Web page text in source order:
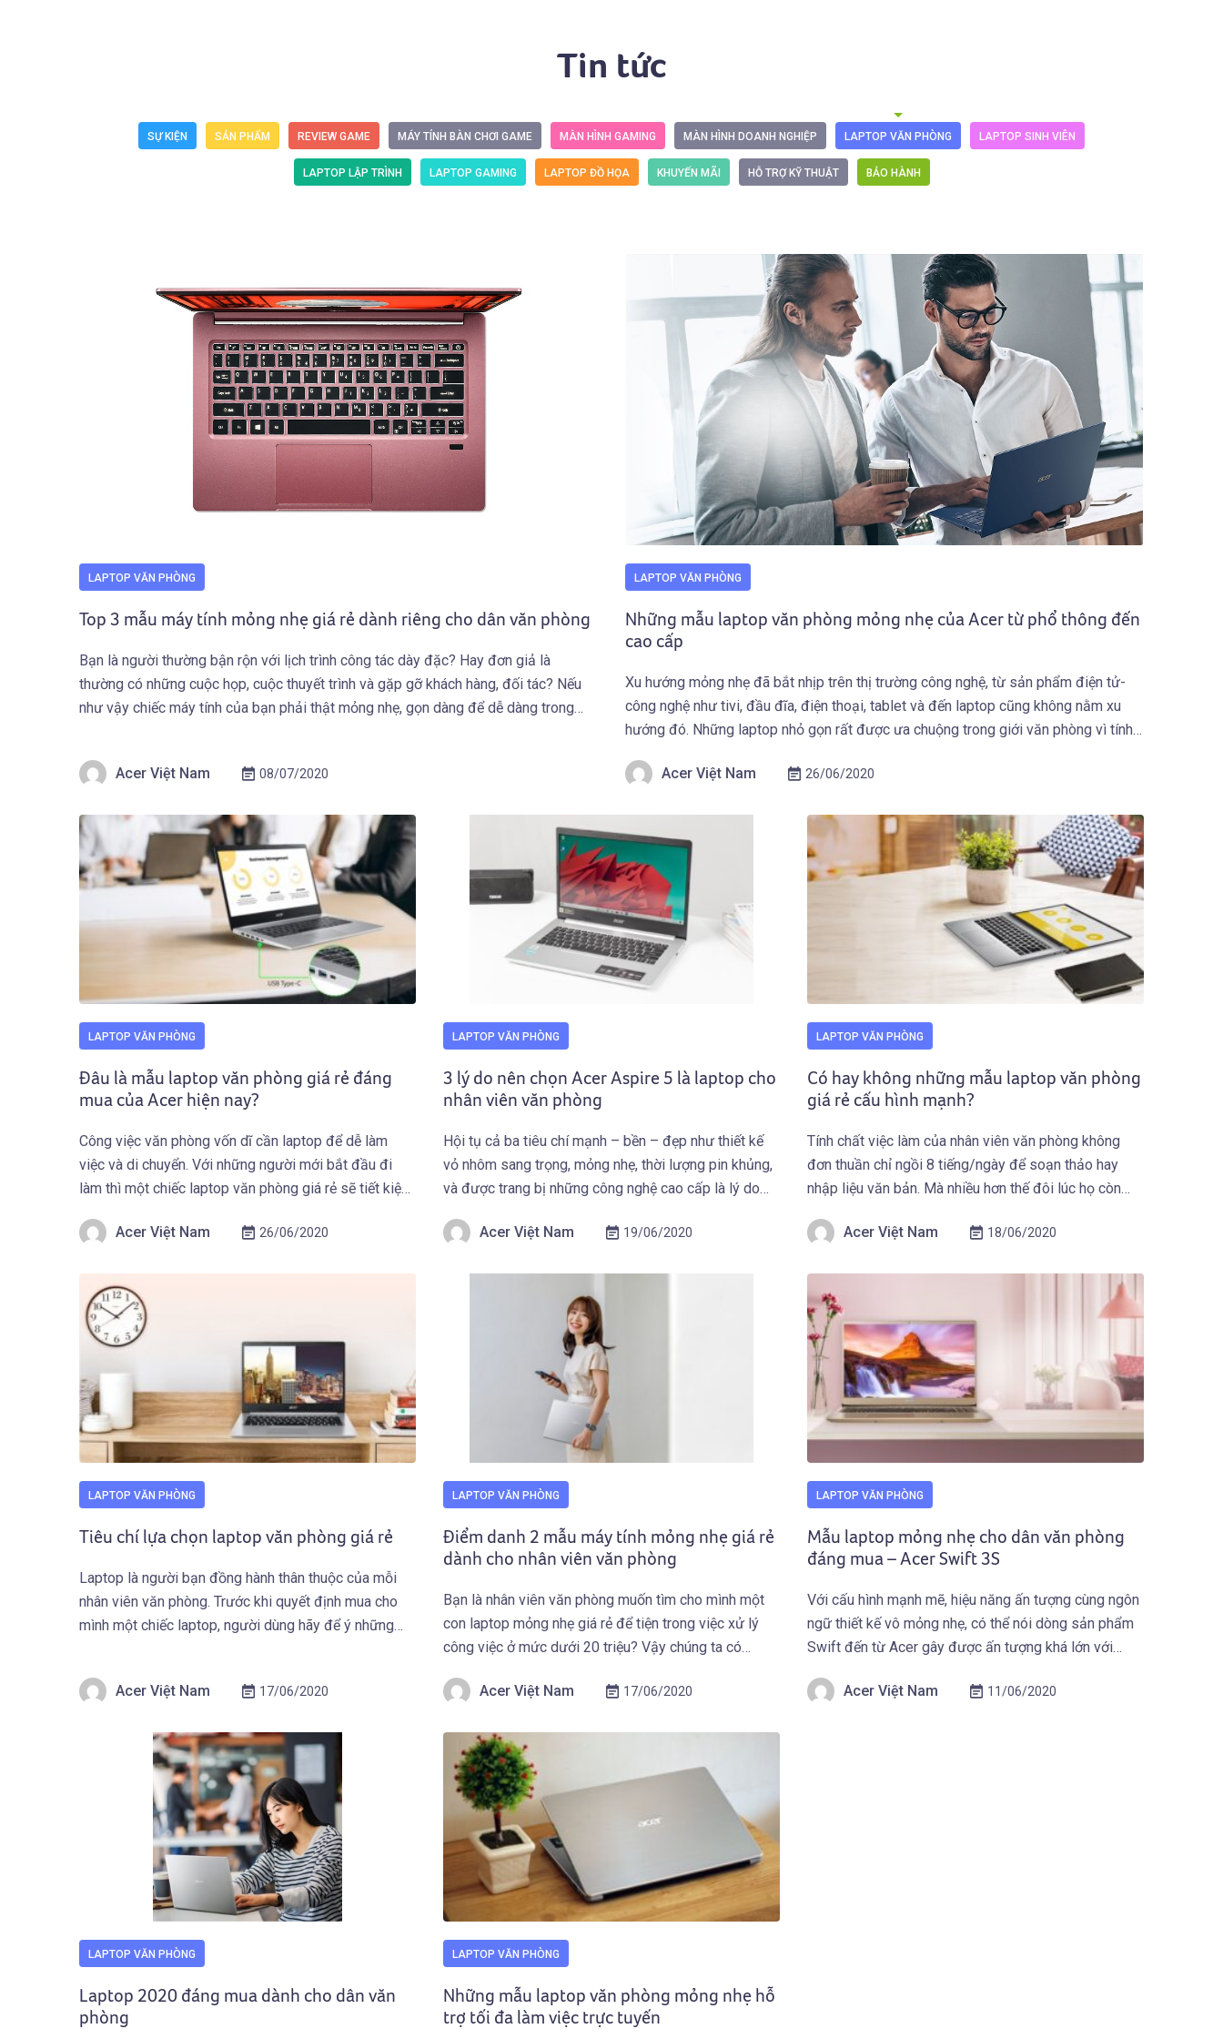
Tin tức
SỰ KIỆN SẢN PHẨM REVIEW GAME MÁY TÍNH BÀN CHƠI GAME MÀN HÌNH GAMING MÀN HÌNH DOANH NGHIỆP LAPTOP VĂN PHÒNG LAPTOP SINH VIÊN
LAPTOP LẬP TRÌNH LAPTOP GAMING LAPTOP ĐỒ HỌA KHUYẾN MÃI HỖ TRỢ KỸ THUẬT BẢO HÀNH
LAPTOP VĂN PHÒNG
Top 3 mẫu máy tính mỏng nhẹ giá rẻ dành riêng cho dân văn phòng
Bạn là người thường bận rộn với lịch trình công tác dày đặc? Hay đơn giả là
thường có những cuộc họp, cuộc thuyết trình và gặp gỡ khách hàng, đối tác? Nếu
như vậy chiếc máy tính của bạn phải thật mỏng nhẹ, gọn dàng để dễ dàng trong
Acer Việt Nam 08/07/2020
LAPTOP VĂN PHÒNG
Những mẫu laptop văn phòng mỏng nhẹ của Acer từ phổ thông đến
cao cấp
Xu hướng mỏng nhẹ đã bắt nhịp trên thị trường công nghệ, từ sản phẩm điện tử-
công nghệ như tivi, đầu đĩa, điện thoại, tablet và đến laptop cũng không nằm xu
hướng đó. Những laptop nhỏ gọn rất được ưa chuộng trong giới văn phòng vì tính
Acer Việt Nam
26/06/2020
LAPTOP VĂN PHÒNG
Đâu là mẫu laptop văn phòng giá rẻ đáng
mua của Acer hiện nay?
Công việc văn phòng vốn dĩ cần laptop để dễ làm
việc và di chuyển. Với những người mới bắt đầu đi
làm thì một chiếc laptop văn phòng giá rẻ sẽ tiết kiệm
laptop trên thị trường hiện nay thì laptop Acer được
Acer Việt Nam 26/06/2020
LAPTOP VĂN PHÒNG
3 lý do nên chọn Acer Aspire 5 là laptop cho
nhân viên văn phòng
Hội tụ cả ba tiêu chí mạnh – bền – đẹp như thiết kế
vỏ nhôm sang trọng, mỏng nhẹ, thời lượng pin khủng,
và được trang bị những công nghệ cao cấp là lý do
Thiết kế siêu mỏng nhẹ cho dân văn […]
Acer Việt Nam 19/06/2020
LAPTOP VĂN PHÒNG
Có hay không những mẫu laptop văn phòng
giá rẻ cấu hình mạnh?
Tính chất việc làm của nhân viên văn phòng không
đơn thuần chỉ ngồi 8 tiếng/ngày để soạn thảo hay
nhập liệu văn bản. Mà nhiều hơn thế đôi lúc họ còn
thiết kế như photoshop hay Illustrator để hỗ trợ tốt
Acer Việt Nam 18/06/2020
LAPTOP VĂN PHÒNG
Tiêu chí lựa chọn laptop văn phòng giá rẻ
Laptop là người bạn đồng hành thân thuộc của mỗi
nhân viên văn phòng. Trước khi quyết định mua cho
mình một chiếc laptop, người dùng hãy để ý những
mang […]Acer Việt Nam 17/06/2020
LAPTOP VĂN PHÒNG
Điểm danh 2 mẫu máy tính mỏng nhẹ giá rẻ
dành cho nhân viên văn phòng
Bạn là nhân viên văn phòng muốn tìm cho mình một
con laptop mỏng nhẹ giá rẻ để tiện trong việc xử lý
công việc ở mức dưới 20 triệu? Vậy chúng ta có
được tiêu chí máy tính mỏng nhẹ giá rẻ? Cùng […]
Acer Việt Nam 17/06/2020
LAPTOP VĂN PHÒNG
Mẫu laptop mỏng nhẹ cho dân văn phòng
đáng mua – Acer Swift 3S
Với cấu hình mạnh mẽ, hiệu năng ấn tượng cùng ngôn
ngữ thiết kế vô mỏng nhẹ, có thể nói dòng sản phẩm
Swift đến từ Acer gây được ấn tượng khá lớn với
đời phiên bản nâng cấp mới – mỏng hơn, nhẹ […]
Acer Việt Nam 11/06/2020
LAPTOP VĂN PHÒNG
Laptop 2020 đáng mua dành cho dân văn
phòng
LAPTOP VĂN PHÒNG
Những mẫu laptop văn phòng mỏng nhẹ hỗ
trợ tối đa làm việc trực tuyến